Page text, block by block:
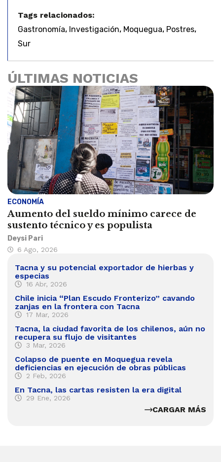
Tags relacionados:
Gastronomía, Investigación, Moquegua, Postres,
Sur
ÚLTIMAS NOTICIAS
ECONOMÍA
Aumento del sueldo mínimo carece de
sustento técnico y es populista
Deysi Pari
6 Ago, 2026
Tacna y su potencial exportador de hierbas y
especias
16 Abr, 2026
Chile inicia “Plan Escudo Fronterizo” cavando
zanjas en la frontera con Tacna
17 Mar, 2026
Tacna, la ciudad favorita de los chilenos, aún no
recupera su flujo de visitantes
3 Mar, 2026
Colapso de puente en Moquegua revela
deficiencias en ejecución de obras públicas
2 Feb, 2026
En Tacna, las cartas resisten la era digital
29 Ene, 2026
CARGAR MÁS